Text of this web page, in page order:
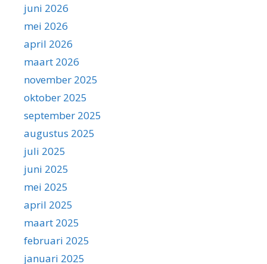
juni 2026
mei 2026
april 2026
maart 2026
november 2025
oktober 2025
september 2025
augustus 2025
juli 2025
juni 2025
mei 2025
april 2025
maart 2025
februari 2025
januari 2025